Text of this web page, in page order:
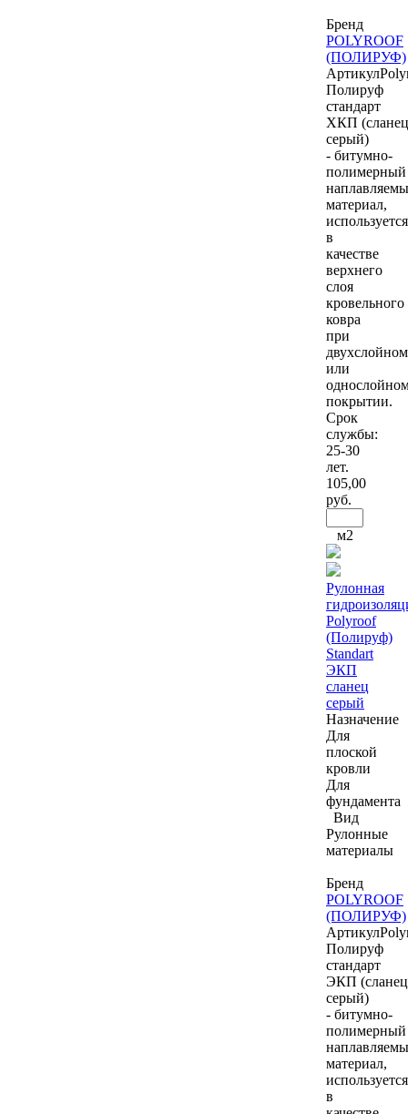
Бренд
POLYROOF
(ПОЛИРУФ)
Артикул
Полируф
стандарт
ХКП (сланец
серый)
- битумно-
полимерный
материал,
используется
в
качестве
верхнего
слоя
кровельного
ковра
при
двухслойном
или
покрытии.
Срок
службы:
25-30
лет.
105,00
руб.
м2
Рулонная
Polyroof
(Полируф)
Standart
ЭКП
сланец
серый
Назначение
Для
плоской
кровли
Для
фундамента
Вид
Рулонные
материалы
Бренд
POLYROOF
(ПОЛИРУФ)
Артикул
Полируф
стандарт
ЭКП (сланец
серый)
- битумно-
полимерный
материал,
используется
в